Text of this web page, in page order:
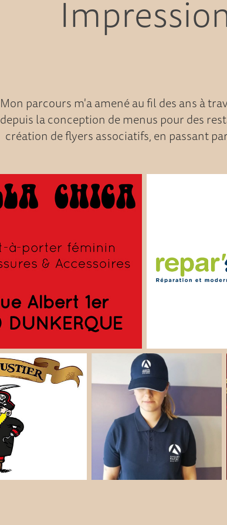
Mon parcours m'a amené au fil des ans à
depuis la conception de menus pour des
création de flyers associatifs, en passant